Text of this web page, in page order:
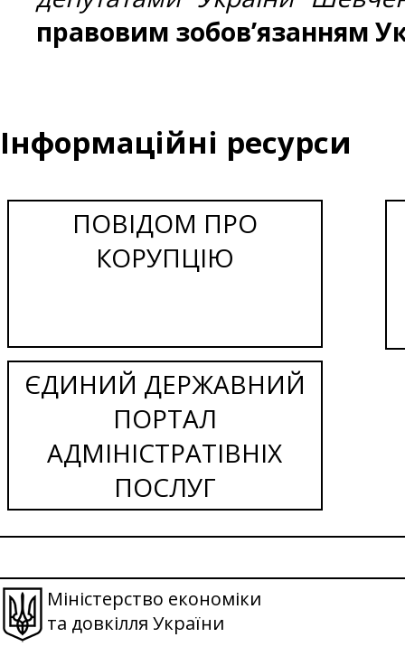
правовим зобов’язанням
Інформаційні ресурси
ПОВІДОМ ПРО
КОРУПЦІЮ
ЄДИНИЙ ДЕРЖАВНИЙ
ПОРТАЛ
АДМІНІСТРАТІВНІХ
ПОСЛУГ
Міністерство економіки
та довкілля України